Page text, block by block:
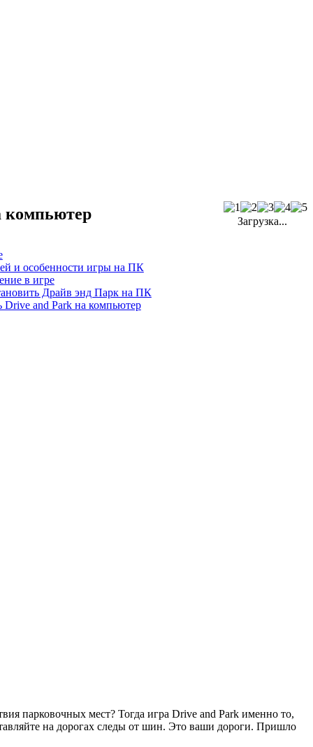
компьютер Загрузка...
и особенности игры на ПК
в игре
Драйв энд Парк на ПК
Drive and Park на компьютер
парковочных мест? Тогда игра Drive and Park именно то,
на дорогах следы от шин. Это ваши дороги. Пришло